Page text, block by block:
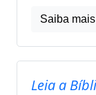
Saiba mais
Leia a